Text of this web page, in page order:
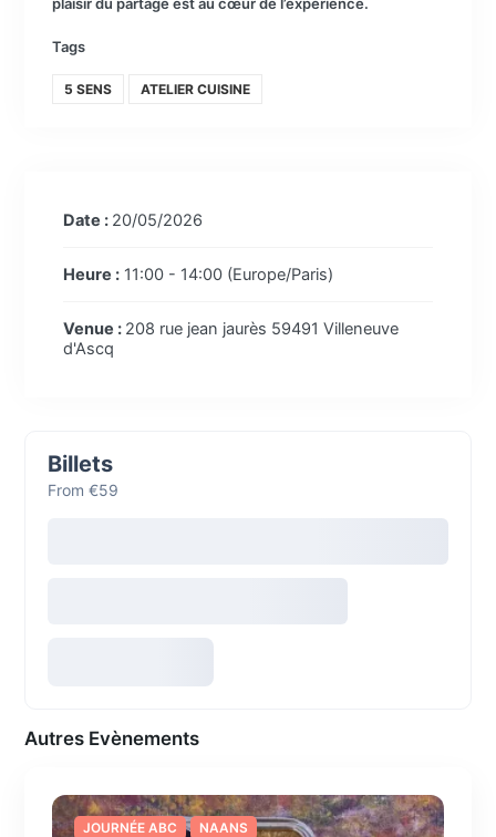
Tags
5 SENS ATELIER CUISINE
Date : 20/05/2026
Heure : 11:00 - 14:00 (Europe/Paris)
Venue : 208 rue jean jaurès 59491 Villeneuve
d'Ascq
Billets
From €59
Autres Evènements
JOURNÉE ABC NAANS